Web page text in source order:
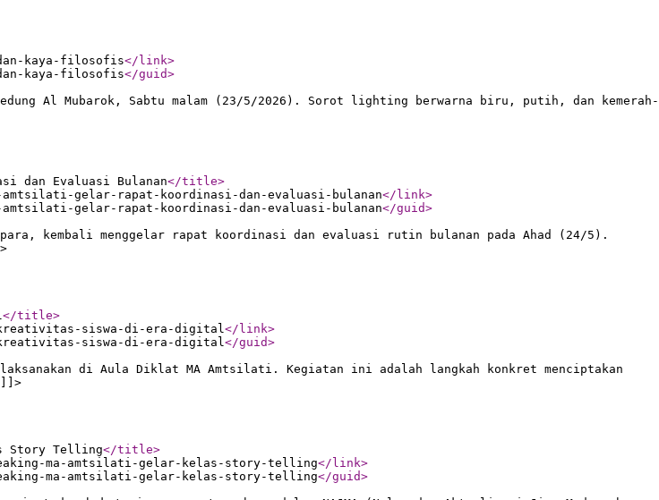
kaya-filosofis</link>
kaya-filosofis</guid>
Gedung Al Mubarok, Sabtu malam (23/5/2026). Sorot lighting berwarna biru, putih, dan kemerah-
dan Evaluasi Bulanan</title>
amtsilati-gelar-rapat-koordinasi-dan-evaluasi-bulanan</link>
amtsilati-gelar-rapat-koordinasi-dan-evaluasi-bulanan</guid>
kembali menggelar rapat koordinasi dan evaluasi rutin bulanan pada Ahad (24/5).
</title>
siswa-di-era-digital</link>
siswa-di-era-digital</guid>
di Aula Diklat MA Amtsilati. Kegiatan ini adalah langkah konkret menciptakan
]]>
Story Telling</title>
ma-amtsilati-gelar-kelas-story-telling</link>
ma-amtsilati-gelar-kelas-story-telling</guid>